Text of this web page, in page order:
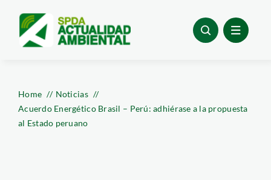
content
Home
Noticias
Acuerdo Energético Brasil – Perú: adhiérase a la propuesta
al Estado peruano